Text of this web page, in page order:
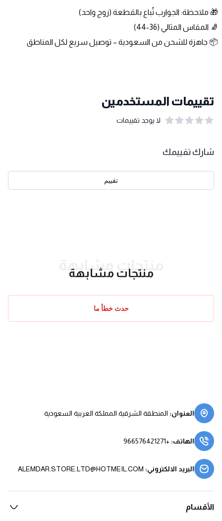
🎁 ملاحظة: الجوارب تُباع بالقطعة (زوج واحد)
🧦 المقاس المثالي (36-44)
📦 جاهزة للشحن من السعودية – توصيل سريع لكل المناطق
تقييمات المستخدمين
لا يوجد تقييمات
شارك تقييمك
تقييم
منتجات مشابهة
منتجات مشابهة
حدث خطأ ما
العنوان: المنطقة الشرقية المملكة العربية السعودية
الهاتف:
+966576421271
البريد الالكتروني:
ALEMDAR.STORE.LTD@HOTMEIL.COM
الأقسام